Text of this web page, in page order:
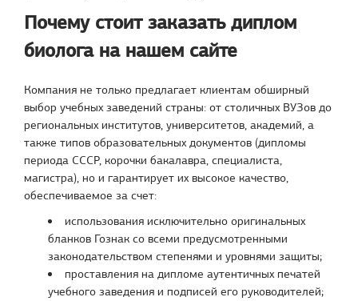
Почему стоит заказать диплом
биолога на нашем сайте
Компания не только предлагает клиентам обширный
выбор учебных заведений страны: от столичных ВУЗов до
региональных институтов, университетов, академий, а
также типов образовательных документов (дипломы
периода СССР, корочки бакалавра, специалиста,
магистра), но и гарантирует их высокое качество,
обеспечиваемое за счет:
использования исключительно оригинальных
бланков Гознак со всеми предусмотренными
законодательством степенями и уровнями защиты;
проставления на дипломе аутентичных печатей
учебного заведения и подписей его руководителей;